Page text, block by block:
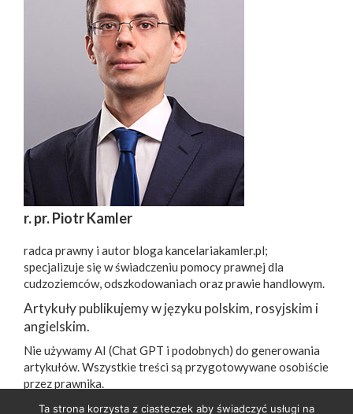
r. pr. Piotr Kamler
radca prawny i autor bloga kancelariakamler.pl;
specjalizuje się w świadczeniu pomocy prawnej dla
cudzoziemców, odszkodowaniach oraz prawie handlowym.
Artykuły publikujemy w języku polskim, rosyjskim i
angielskim.
Nie używamy AI (Chat GPT i podobnych) do generowania
artykułów. Wszystkie treści są przygotowywane osobiście
przez prawnika.
Ta strona korzysta z ciasteczek aby świadczyć usługi na